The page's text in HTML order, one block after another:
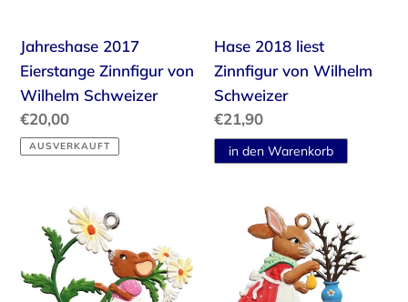
Jahreshase 2017
Eierstange Zinnfigur von
Wilhelm Schweizer
Normaler
Preis
€20,00
AUSVERKAUFT
Hase 2018 liest
Zinnfigur von Wilhelm
Schweizer
Normaler
Preis
€21,90
Gänseblümchen
Zinnfigur
Eierverkäuferin
Zinnfigur
Wilhelm